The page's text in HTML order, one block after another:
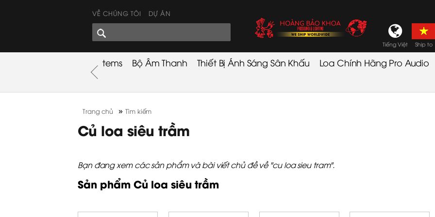
VỀ CHÚNG TÔI DỰ ÁN
GÓC CHIA SẺ Tiếng Việt Ship to
Used Items Bộ Âm Thanh Thiết Bị Ánh Sáng Sân Khấu Loa Chính Hãng Pro Audio
Trang chủ »Tìm kiếm
Củ loa siêu trầm
Bạn đang xem các sản phẩm và bài viết chủ đề về "cu loa sieu tram".
Sản phẩm Củ loa siêu trầm